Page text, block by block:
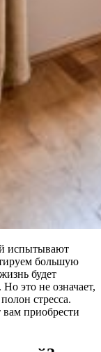
испытывают
большую
будет
это не означает,
стресса.
приобрести